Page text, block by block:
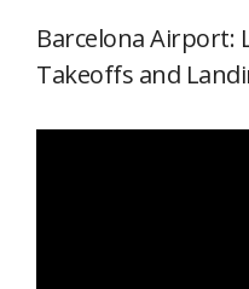
Barcelona Airport:
Takeoffs and